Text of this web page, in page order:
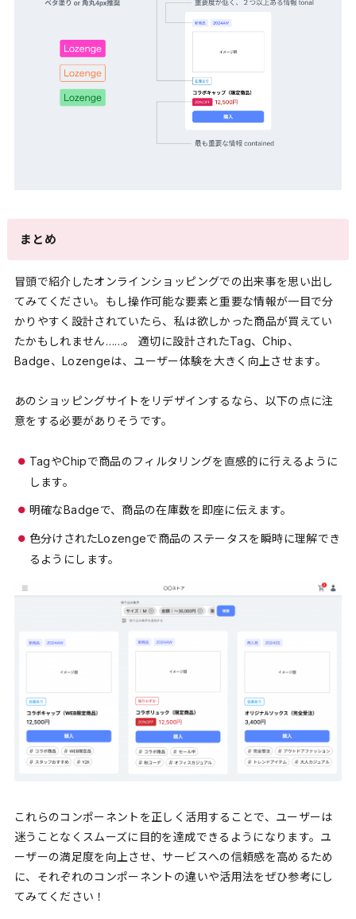
まとめ
冒頭で紹介したオンラインショッピングでの出来事を思い出し
てみてください。もし操作可能な要素と重要な情報が一目で分
かりやすく設計されていたら、私は欲しかった商品が買えてい
たかもしれません……。 適切に設計されたTag、Chip、
Badge、Lozengeは、ユーザー体験を大きく向上させます。
あのショッピングサイトをリデザインするなら、以下の点に注
意をする必要がありそうです。
TagやChipで商品のフィルタリングを直感的に行えるように
します。
明確なBadgeで、商品の在庫数を即座に伝えます。
色分けされたLozengeで商品のステータスを瞬時に理解でき
るようにします。
これらのコンポーネントを正しく活用することで、ユーザーは
迷うことなくスムーズに目的を達成できるようになります。ユ
ーザーの満足度を向上させ、サービスへの信頼感を高めるため
に、それぞれのコンポーネントの違いや活用法をぜひ参考にし
てみてください！